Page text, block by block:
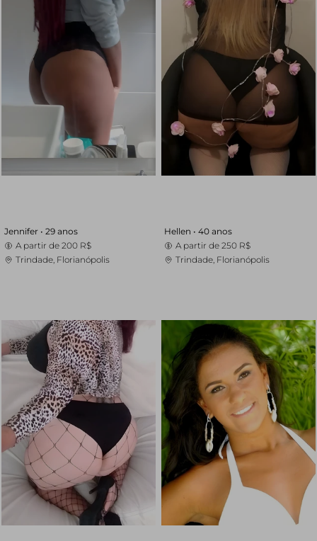
Jennifer • 29 anos
A partir de 200 R$
Trindade, Florianópolis
Hellen • 40 anos
A partir de 250 R$
Trindade, Florianópolis